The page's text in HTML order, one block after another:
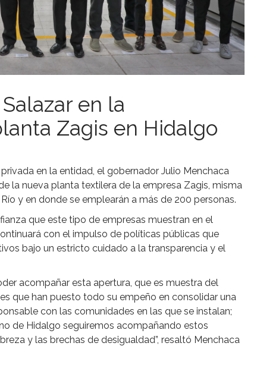
en la
Zagis en Hidalgo
en la entidad, el gobernador Julio Menchaca
la nueva planta textilera de la empresa Zagis, misma
y en donde se emplearán a más de 200 personas.
que este tipo de empresas muestran en el
con el impulso de políticas públicas que
bajo un estricto cuidado a la transparencia y el
acompañar esta apertura, que es muestra del
que han puesto todo su empeño en consolidar una
con las comunidades en las que se instalan;
de Hidalgo seguiremos acompañando estos
y las brechas de desigualdad”, resaltó Menchaca